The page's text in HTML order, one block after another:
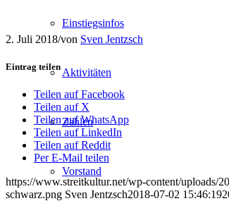
Einstiegsinfos
Aktivitäten
Zahlen
Vorstand
2. Juli 2018/von Sven Jentzsch
Eintrag teilen
Teilen auf Facebook
Teilen auf X
Teilen auf WhatsApp
Teilen auf LinkedIn
Teilen auf Reddit
Per E-Mail teilen
https://www.streitkultur.net/wp-content/uploads/
schwarz.png Sven Jentzsch2018-07-02 15:46:19